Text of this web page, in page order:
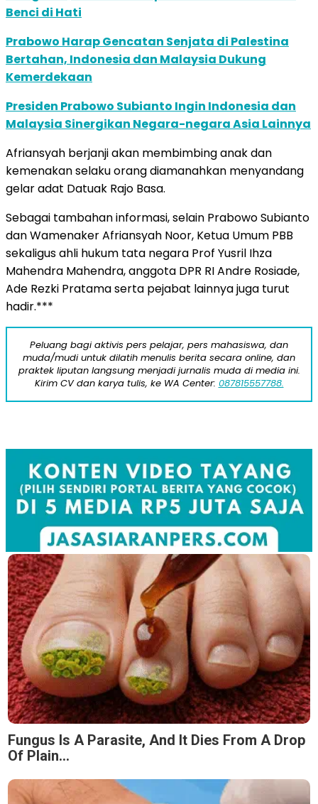
Benci di Hati
Prabowo Harap Gencatan Senjata di Palestina
Bertahan, Indonesia dan Malaysia Dukung
Kemerdekaan
Presiden Prabowo Subianto Ingin Indonesia dan
Malaysia Sinergikan Negara-negara Asia Lainnya
Afriansyah berjanji akan membimbing anak dan
kemenakan selaku orang diamanahkan menyandang
gelar adat Datuak Rajo Basa.
Sebagai tambahan informasi, selain Prabowo Subianto
dan Wamenaker Afriansyah Noor, Ketua Umum PBB
sekaligus ahli hukum tata negara Prof Yusril Ihza
Mahendra Mahendra, anggota DPR RI Andre Rosiade,
Ade Rezki Pratama serta pejabat lainnya juga turut
hadir.***
Peluang bagi aktivis pers pelajar, pers mahasiswa, dan
muda/mudi untuk dilatih menulis berita secara online, dan
praktek liputan langsung menjadi jurnalis muda di media ini.
Kirim CV dan karya tulis, ke WA Center: 087815557788.
Fungus Is A Parasite, And It Dies From A Drop
Of Plain...